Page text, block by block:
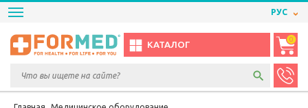
РУС
КАТАЛОГ
0